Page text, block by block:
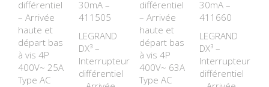
différentiel
– Arrivée
haute et
départ bas
à vis 4P
400V~ 25A
Type AC
30mA –
411505
LEGRAND
DX³ –
Interrupteur
différentiel
différentiel
– Arrivée
haute et
départ bas
à vis 4P
400V~ 63A
Type AC
30mA –
411660
LEGRAND
DX³ –
Interrupteur
différentiel